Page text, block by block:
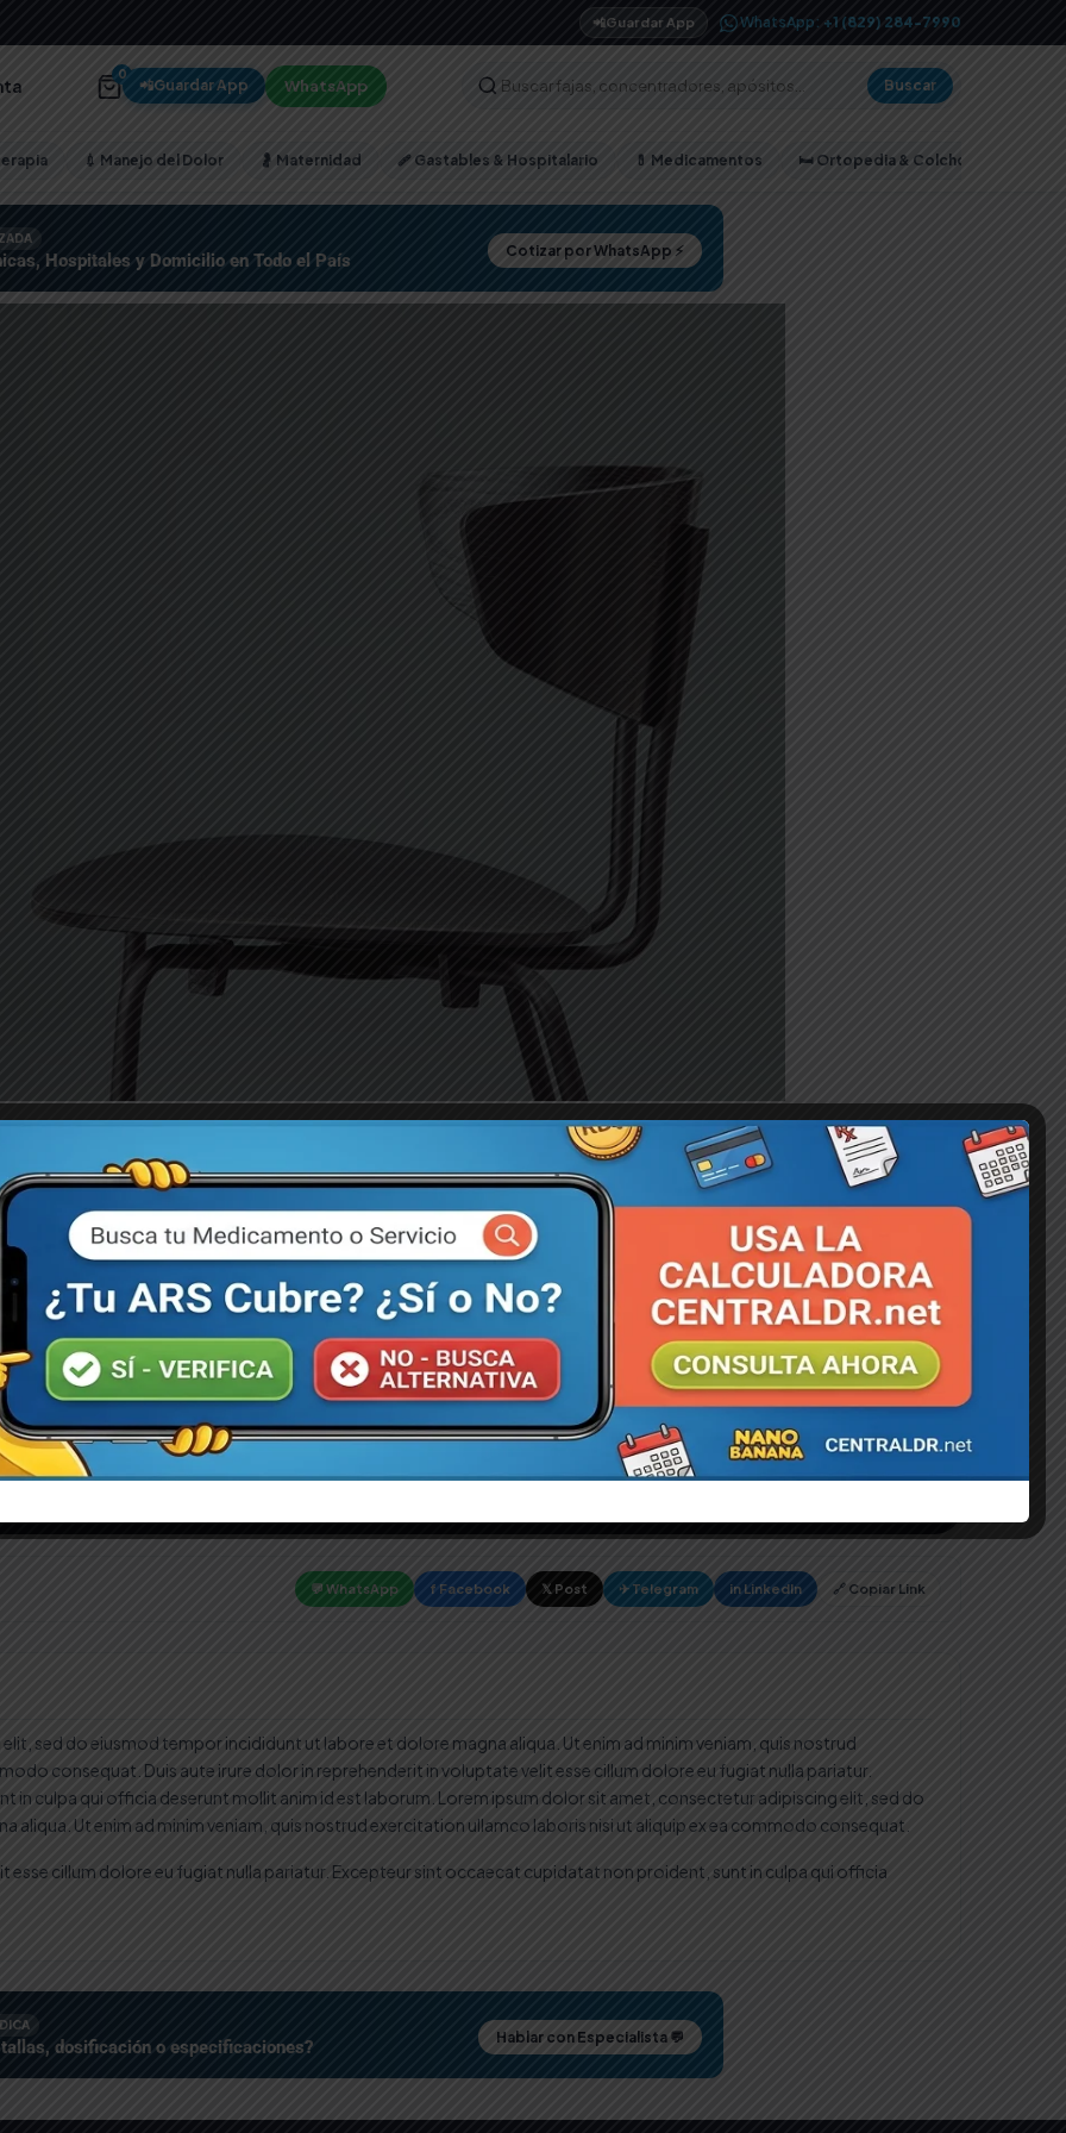
📲Guardar App WhatsApp: +1 (829) 284-7990
0
📲Guardar App WhatsApp Buscar
💉 Manejo del Dolor 🤰 Maternidad 🩹 Gastables & Hospitalario 💊 Medicamentos 🛏️ Ortopedia & Colchones
Hospitales y Domicilio en Todo el País Cotizar por WhatsApp ⚡
Writing pad
do eiusmod tempor incididunt ut labore et dolore magna aliqua. Ut enim ad minim veniam, quis nostrud exercitation
aute irure dolor in reprehenderit in voluptate velit esse cillum dolore eu fugiat nulla pariatur. Excepteur sint occaecat […]
y provincias.
despacho inmediato.
ALMAR SRL.
o efectivo contra entrega.
💬 WhatsApp f Facebook 𝕏 Post ✈ Telegram in LinkedIn 🔗 Copiar Link
sed do eiusmod tempor incididunt ut labore et dolore magna aliqua. Ut enim ad minim veniam, quis nostrud
consequat. Duis aute irure dolor in reprehenderit in voluptate velit esse cillum dolore eu fugiat nulla pariatur.
in culpa qui officia deserunt mollit anim id est laborum. Lorem ipsum dolor sit amet, consectetur adipiscing elit, sed do
Ut enim ad minim veniam, quis nostrud exercitation ullamco laboris nisi ut aliquip ex ea commodo consequat.
esse cillum dolore eu fugiat nulla pariatur. Excepteur sint occaecat cupidatat non proident, sunt in culpa qui officia
dosificación o especificaciones? Hablar con Especialista 💬